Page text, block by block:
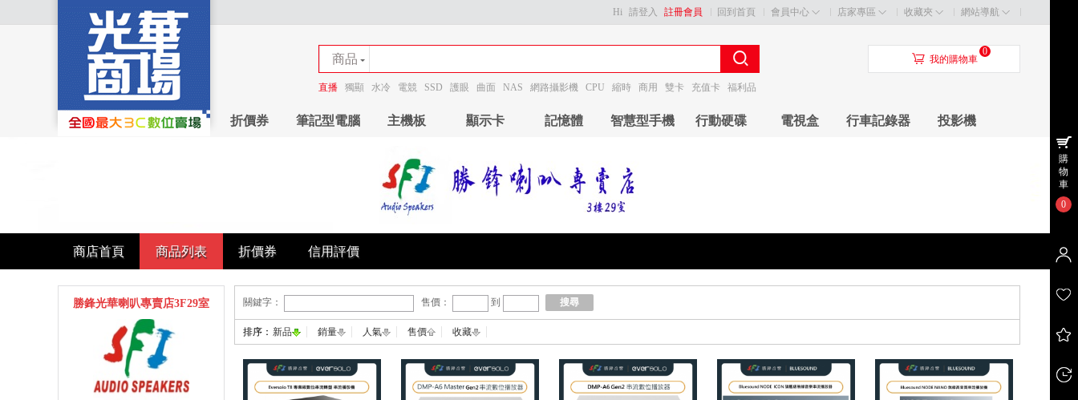
回到首頁 會員中心 店家專區 收藏夾 網站導航
Hi 請登入 註冊會員
商品
商店
直播 獨顯 水冷 電競 SSD 護眼 曲面 NAS 網路攝影機 CPU 縮時 商用 雙卡 充值卡 福利品
󰃦 我的購物車
0
折價券 筆記型電腦 主機板 顯示卡 記憶體 智慧型手機 行動硬碟 電視盒 行車記錄器 投影機
商店首頁 商品列表 折價券 信用評價
勝鋒光華喇叭專賣店3F29室 關鍵字： 售價： 到 搜尋
排序： 新品 銷量 人氣 售價 收藏
購
物
車
0